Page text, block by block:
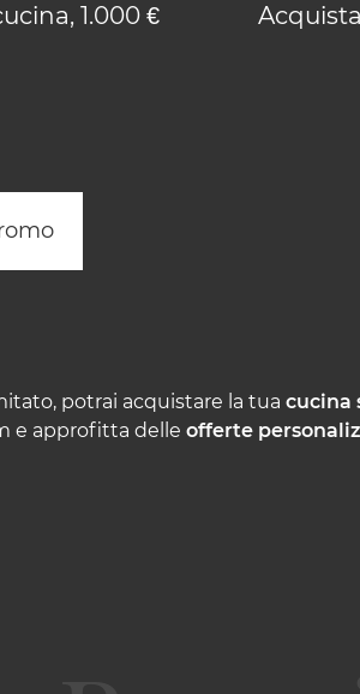
1.000 €
potrai acquistare la tua cucina
e approfitta delle offerte